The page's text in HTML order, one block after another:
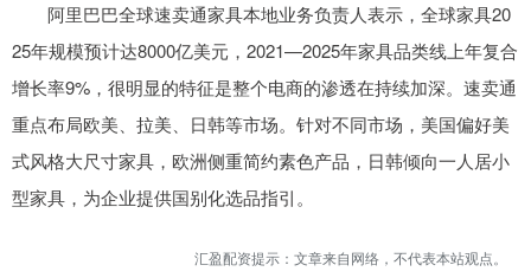
阿里巴巴全球速卖通家具本地业务负责人表示，全球家具20
25年规模预计达8000亿美元，2021—2025年家具品类线上年复合
增长率9%，很明显的特征是整个电商的渗透在持续加深。速卖通
重点布局欧美、拉美、日韩等市场。针对不同市场，美国偏好美
式风格大尺寸家具，欧洲侧重简约素色产品，日韩倾向一人居小
型家具，为企业提供国别化选品指引。
汇盈配资提示：文章来自网络，不代表本站观点。